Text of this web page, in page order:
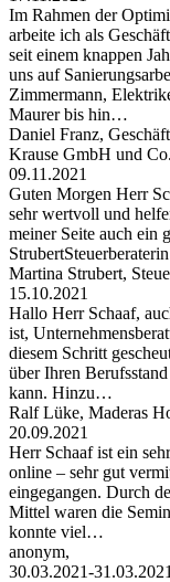
Im Rahmen der
arbeite ich als
seit einem knappen
uns auf
Zimmermann,
Maurer bis hin…
Daniel Franz,
Krause GmbH und
09.11.2021
Guten Morgen Herr
sehr wertvoll und
meiner Seite auch ein
StrubertSteuerberaterin
Martina Strubert,
15.10.2021
Hallo Herr Schaaf,
ist,
diesem Schritt
über Ihren
kann. Hinzu…
Ralf Lüke, Maderas
20.09.2021
Herr Schaaf ist ein
online – sehr gut
eingegangen. Durch
Mittel waren die
konnte viel…
anonym,
30.03.2021-31.03.2021